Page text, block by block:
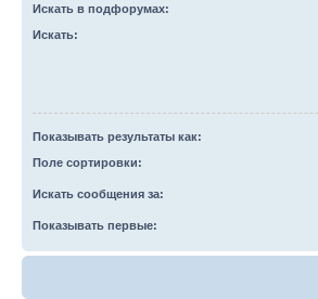
Искать в подфорумах:
Искать:
Показывать результаты как:
Поле сортировки:
Искать сообщения за:
Показывать первые: